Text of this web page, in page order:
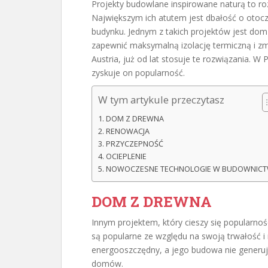
Projekty budowlane inspirowane naturą to
Największym ich atutem jest dbałość o
budynku. Jednym z takich projektów jest
zapewnić maksymalną izolację termiczną i
Austria, już od lat stosuje te rozwiązania. W
zyskuje on popularność.
W tym artykule przeczytasz
DOM Z DREWNA
RENOWACJA
PRZYCZEPNOŚĆ
OCIEPLENIE
NOWOCZESNE TECHNOLOGIE W
DOM Z DREWNA
Innym projektem, który cieszy się
są popularne ze względu na swoją trwałość
energooszczędny, a jego budowa nie
domów.